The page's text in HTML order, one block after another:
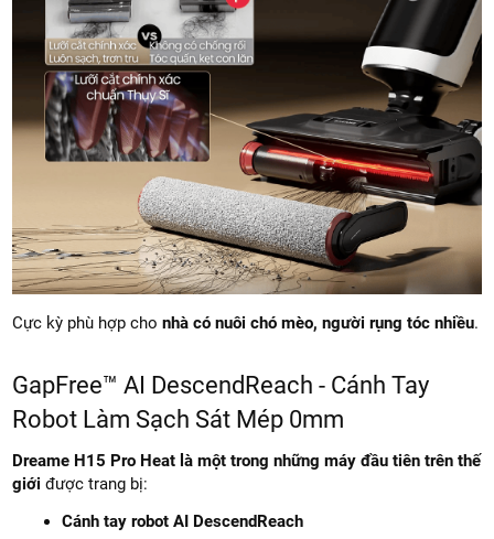
Cực kỳ phù hợp chonhà có nuôi chó mèo, người rụng tóc nhiều.
GapFree™ AI DescendReach - Cánh Tay
Robot Làm Sạch Sát Mép 0mm
Dreame H15 Pro Heat là một trong những máy đầu tiên trên thế
giới được trang bị:
Cánh tay robot AI DescendReach